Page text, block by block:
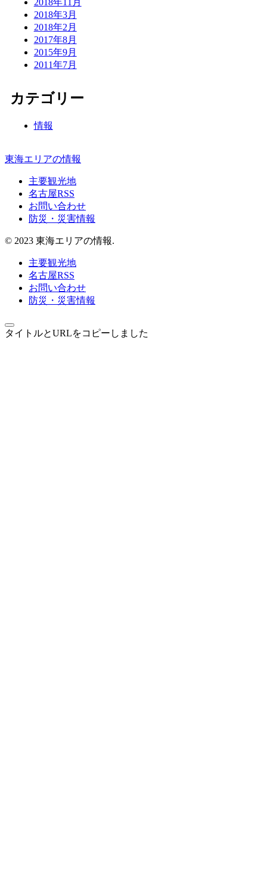
2018年11月
2018年3月
2018年2月
2017年8月
2015年9月
2011年7月
カテゴリー
情報
東海エリアの情報
主要観光地
名古屋RSS
お問い合わせ
防災・災害情報
© 2023 東海エリアの情報.
主要観光地
名古屋RSS
お問い合わせ
防災・災害情報
タイトルとURLをコピーしました